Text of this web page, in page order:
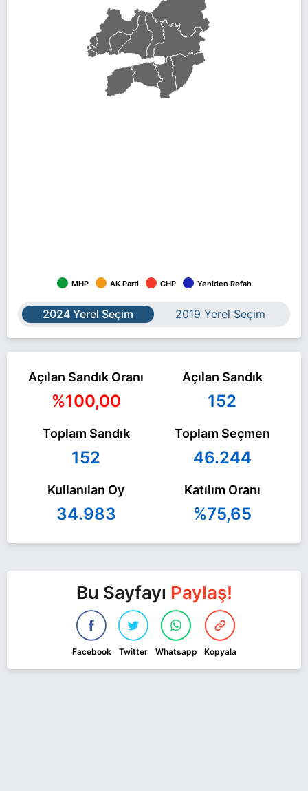
MHP AK Parti CHP Yeniden Refah
2024 Yerel Seçim 2019 Yerel Seçim
Açılan Sandık Oranı
%100,00
Açılan Sandık
152
Toplam Sandık
152
Toplam Seçmen
46.244
Kullanılan Oy
34.983
Katılım Oranı
%75,65
Bu Sayfayı Paylaş!
Facebook Twitter Whatsapp Kopyala